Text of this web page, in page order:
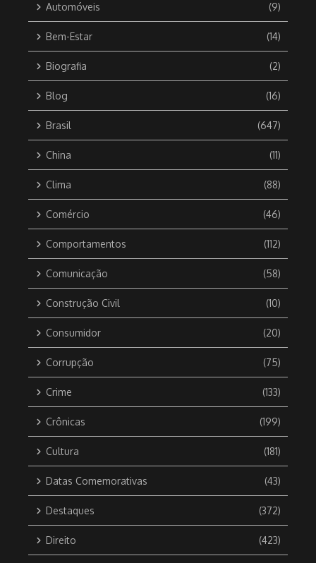
Automóveis (9)
Bem-Estar (14)
Biografia (2)
Blog (16)
Brasil (647)
China (11)
Clima (88)
Comércio (46)
Comportamentos (112)
Comunicação (58)
Construção Civil (10)
Consumidor (20)
Corrupção (75)
Crime (133)
Crônicas (199)
Cultura (181)
Datas Comemorativas (43)
Destaques (372)
Direito (423)